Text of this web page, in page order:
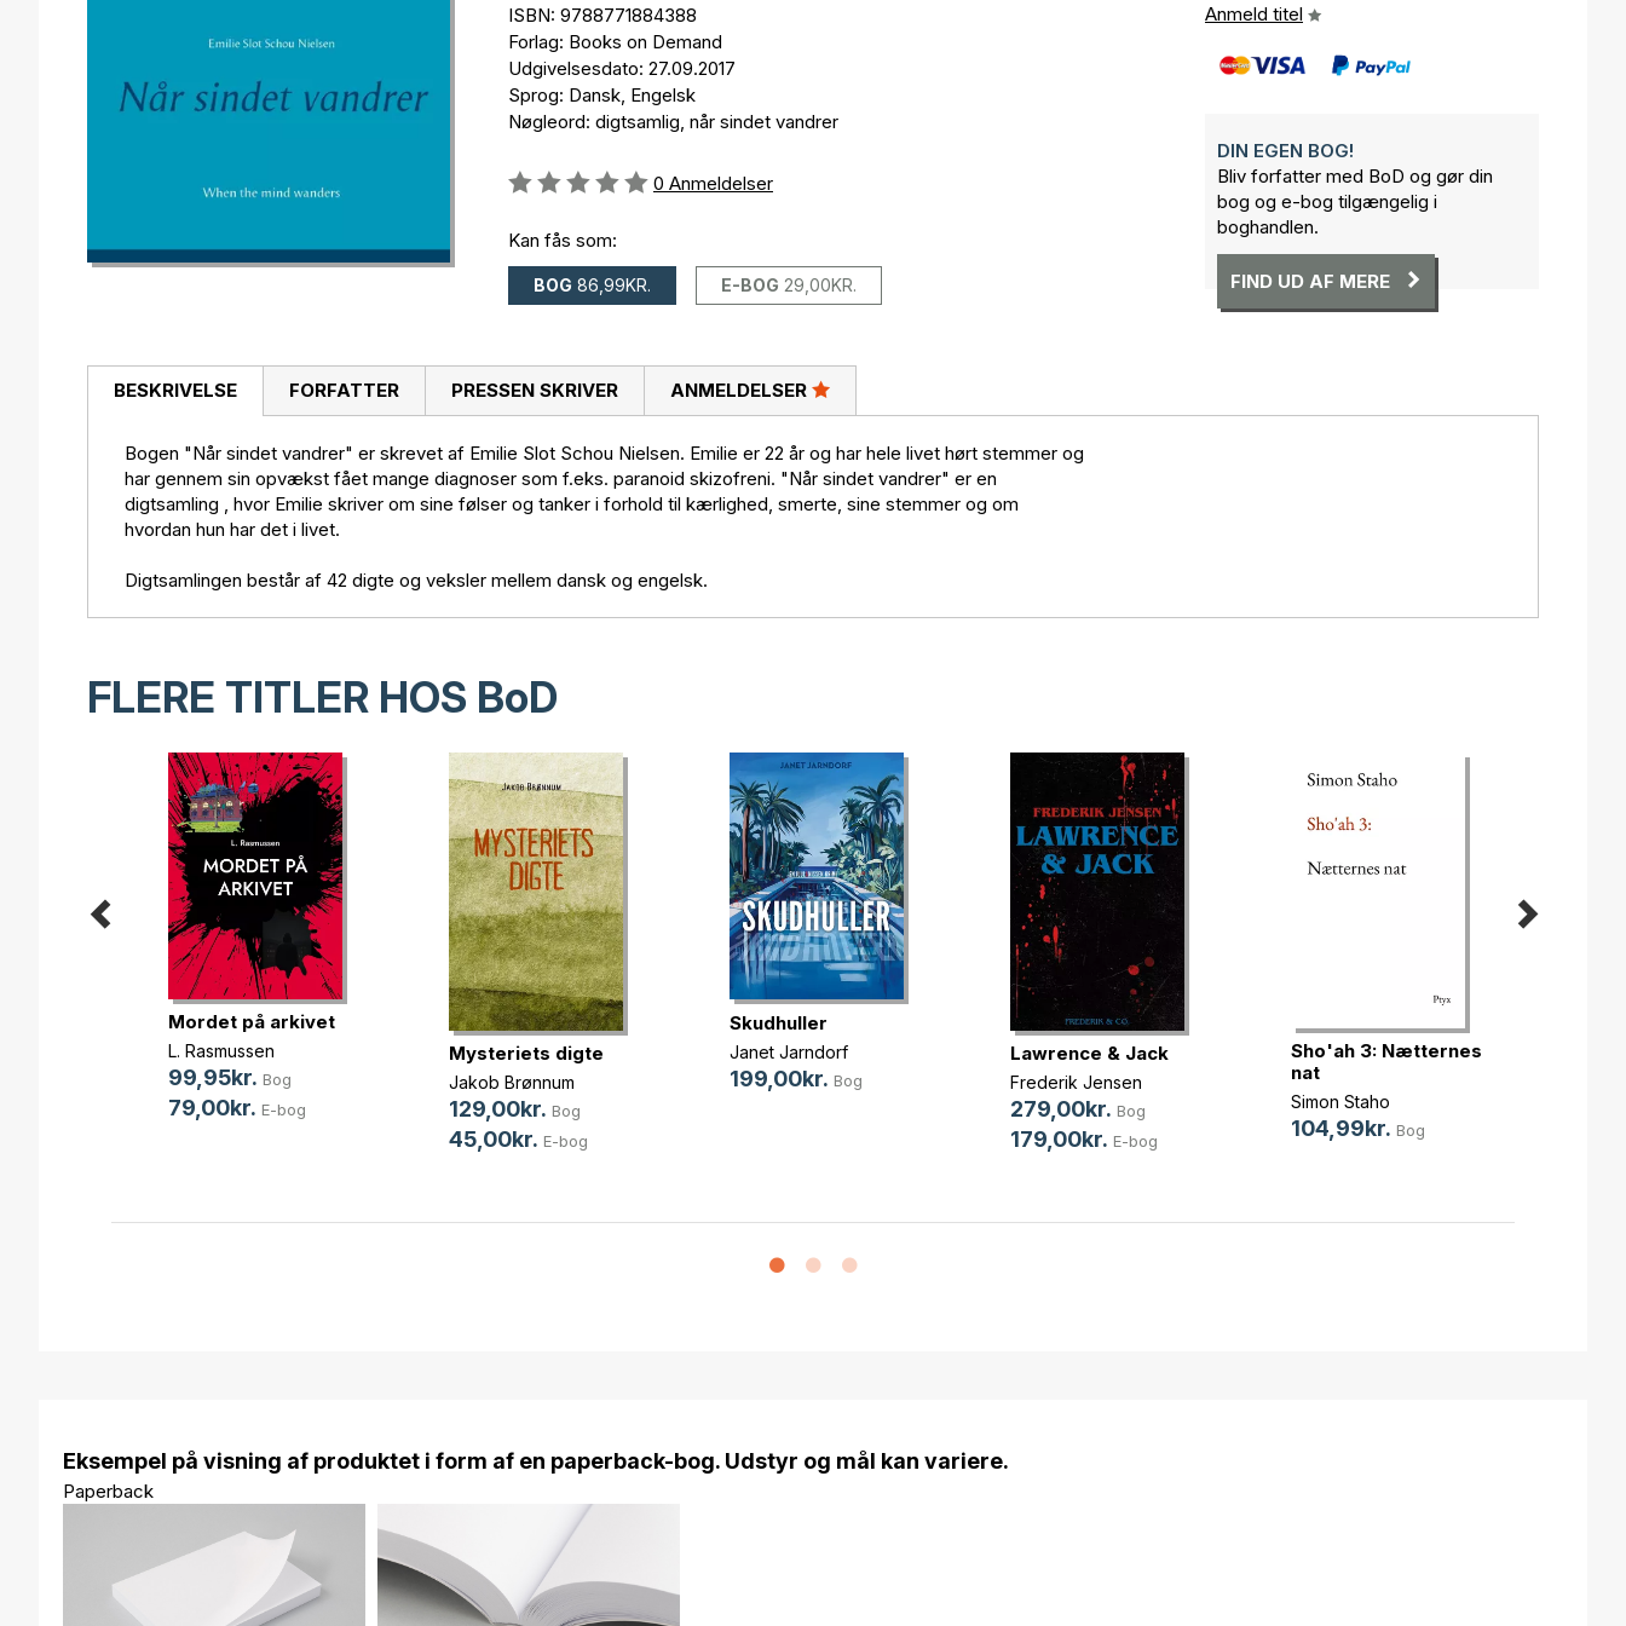
ISBN: 9788771884388
Forlag: Books on Demand
Udgivelsesdato: 27.09.2017
Sprog: Dansk, Engelsk
Nøgleord: digtsamlig, når sindet vandrer
Anmeldelse::
0 Anmeldelser
Kan fås som:
BOG 86,99KR. E-BOG 29,00KR.
Anmeld titel
DIN EGEN BOG!
Bliv forfatter med BoD og gør din
bog og e-bog tilgængelig i
boghandlen.
FIND UD AF MERE
BESKRIVELSE
Bogen "Når sindet vandrer" er skrevet af Emilie Slot Schou Nielsen. Emilie er 22 år og har hele livet hørt stemmer og
har gennem sin opvækst fået mange diagnoser som f.eks. paranoid skizofreni. "Når sindet vandrer" er en
digtsamling , hvor Emilie skriver om sine følser og tanker i forhold til kærlighed, smerte, sine stemmer og om
hvordan hun har det i livet.
Digtsamlingen består af 42 digte og veksler mellem dansk og engelsk.
FORFATTER PRESSEN SKRIVER ANMELDELSER
FLERE TITLER HOS BoD
Mordet på arkivet
L. Rasmussen
99,95kr. Bog
79,00kr. E-bog
Mysteriets digte
Jakob Brønnum
129,00kr. Bog
45,00kr. E-bog
Skudhuller
Janet Jarndorf
199,00kr. Bog
Lawrence & Jack
Frederik Jensen
279,00kr. Bog
179,00kr. E-bog
Sho'ah 3: Nætternes
nat
Simon Staho
104,99kr. Bog
Eksempel på visning af produktet i form af en paperback-bog. Udstyr og mål kan variere.
Paperback